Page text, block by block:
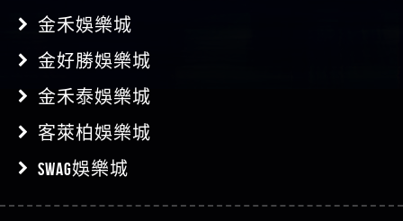
金禾娛樂城
金好勝娛樂城
金禾泰娛樂城
客萊柏娛樂城
SWAG娛樂城